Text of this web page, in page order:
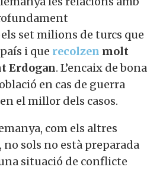
set milions de turcs que
i que recolzen molt
Erdogan. L’encaix de bona
en cas de guerra
el millor dels casos.
com els altres
no sols no està preparada
situació de conflicte